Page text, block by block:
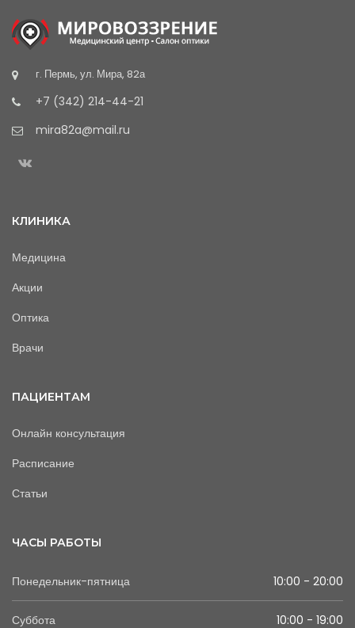
г. Пермь, ул. Мира, 82а
+7 (342) 214-44-21
mira82a@mail.ru
КЛИНИКА
Медицина
Акции
Оптика
Врачи
ПАЦИЕНТАМ
Онлайн консультация
Расписание
Статьи
ЧАСЫ РАБОТЫ
Понедельник-пятница 10:00 - 20:00
Суббота 10:00 - 19:00